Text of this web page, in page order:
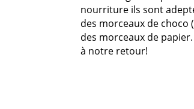
nourriture ils sont
des morceaux de choco
des morceaux de
à notre retour!